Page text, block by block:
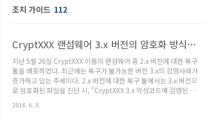
조치 가이드 112
CryptXXX 랜섬웨어 3.x 버전의 암호화 방식 (부분 복구툴)
지난 5월 26일 CryptXXX 이름의 랜섬웨어 중 2.x 버전에 대한 복구
툴을 배포하였다. 최근에는 복구가 불가능한 버전 3.x의 감염사례가
증가하고 있는 추세이다. 2.x 버전에 대한 복구 툴에서는 3.x 버전으
로 암호화된 파일을 진단 시, "CryptXXX 3.x 악성코드에 감염된 파
화된 파일을 통해 버전을 확인할 수 있음) 현재까지 확인된 3.x 버전
2016. 6. 3.